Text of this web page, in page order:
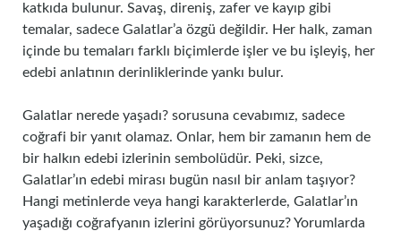
katkıda bulunur. Savaş, direniş, zafer ve kayıp gibi
temalar, sadece Galatlar’a özgü değildir. Her halk, zaman
içinde bu temaları farklı biçimlerde işler ve bu işleyiş, her
edebi anlatının derinliklerinde yankı bulur.
Galatlar nerede yaşadı? sorusuna cevabımız, sadece
coğrafi bir yanıt olamaz. Onlar, hem bir zamanın hem de
bir halkın edebi izlerinin sembolüdür. Peki, sizce,
Galatlar’ın edebi mirası bugün nasıl bir anlam taşıyor?
Hangi metinlerde veya hangi karakterlerde, Galatlar’ın
yaşadığı coğrafyanın izlerini görüyorsunuz? Yorumlarda